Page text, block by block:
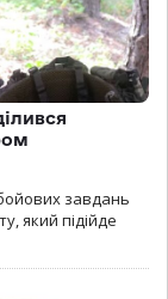
завдань
який підійде